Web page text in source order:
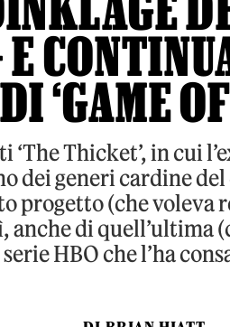
E
‘GAME
‘The Thicket’, in cui
dei generi cardine
progetto (che voleva
anche di quell’ultima
serie HBO che l’ha